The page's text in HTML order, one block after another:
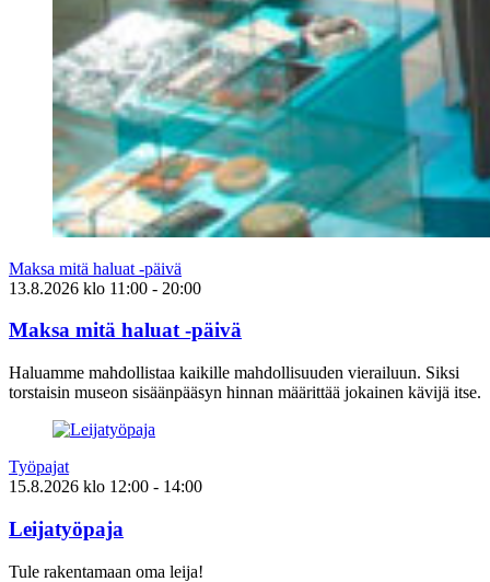
Maksa mitä haluat -päivä
13.8.2026 klo 11:00 - 20:00
Maksa mitä haluat -päivä
Haluamme mahdollistaa kaikille mahdollisuuden vierailuun. Siksi
torstaisin museon sisäänpääsyn hinnan määrittää jokainen kävijä itse.
Työpajat
15.8.2026 klo 12:00 - 14:00
Leijatyöpaja
Tule rakentamaan oma leija!